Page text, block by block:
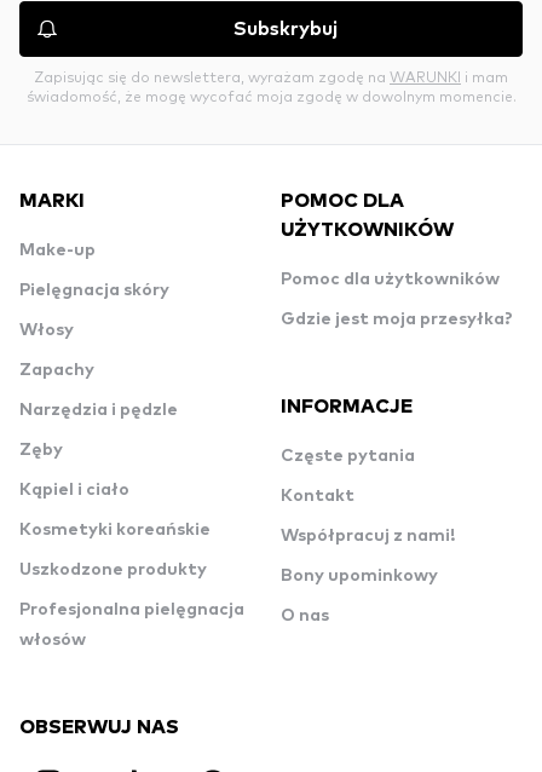
Subskrybuj
Zapisując się do newslettera, wyrażam zgodę na WARUNKI i mam
świadomość, że mogę wycofać moja zgodę w dowolnym momencie.
MARKI
Make-up
Pielęgnacja skóry
Włosy
Zapachy
Narzędzia i pędzle
Zęby
Kąpiel i ciało
Kosmetyki koreańskie
Uszkodzone produkty
Profesjonalna pielęgnacja
włosów
POMOC DLA
UŻYTKOWNIKÓW
Pomoc dla użytkowników
Gdzie jest moja przesyłka?
INFORMACJE
Częste pytania
Kontakt
Współpracuj z nami!
Bony upominkowy
O nas
OBSERWUJ NAS